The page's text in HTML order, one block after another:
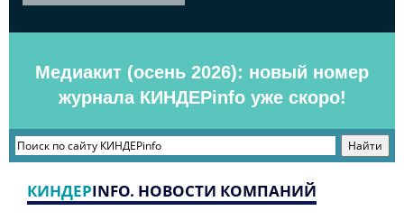
Медиакит (осень 2026): новый номер
журнала КИНДЕРinfo уже скоро!
КИНДЕРINFO. НОВОСТИ КОМПАНИЙ